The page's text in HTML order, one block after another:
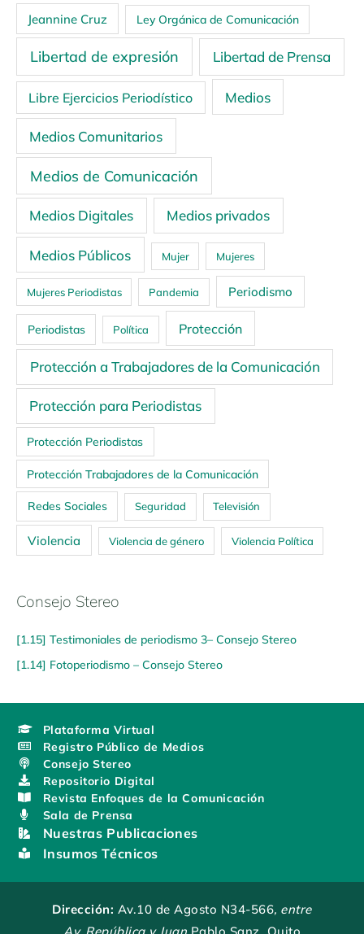
Jeannine Cruz Ley Orgánica de Comunicación
Libertad de expresión Libertad de Prensa
Libre Ejercicios Periodístico Medios
Medios Comunitarios
Medios de Comunicación
Medios Digitales Medios privados
Medios Públicos Mujer Mujeres
Mujeres Periodistas Pandemia Periodismo
Periodistas Política Protección
Protección a Trabajadores de la Comunicación
Protección para Periodistas
Protección Periodistas
Protección Trabajadores de la Comunicación
Redes Sociales Seguridad Televisión
Violencia Violencia de género Violencia Política
Consejo Stereo
[1.15] Testimoniales de periodismo 3– Consejo Stereo
[1.14] Fotoperiodismo – Consejo Stereo
Plataforma Virtual
Registro Público de Medios
Consejo Stereo
Repositorio Digital
Revista Enfoques de la Comunicación
Sala de Prensa
Nuestras Publicaciones
Insumos Técnicos
Dirección: Av.10 de Agosto N34-566, entre